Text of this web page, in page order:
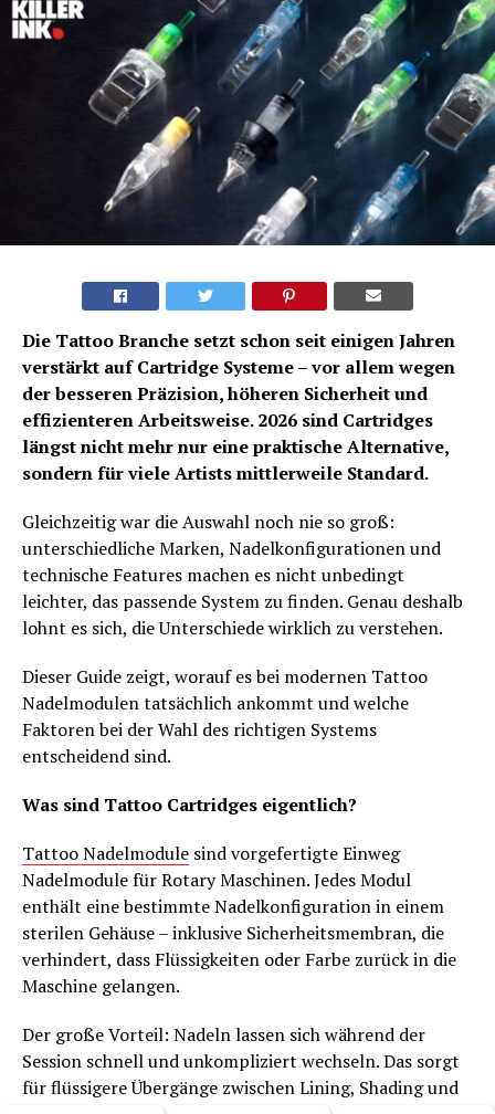
Die Tattoo Branche setzt schon seit einigen Jahren
verstärkt auf Cartridge Systeme – vor allem wegen
der besseren Präzision, höheren Sicherheit und
effizienteren Arbeitsweise. 2026 sind Cartridges
längst nicht mehr nur eine praktische Alternative,
sondern für viele Artists mittlerweile Standard.
Gleichzeitig war die Auswahl noch nie so groß:
unterschiedliche Marken, Nadelkonfigurationen und
technische Features machen es nicht unbedingt
leichter, das passende System zu finden. Genau deshalb
lohnt es sich, die Unterschiede wirklich zu verstehen.
Dieser Guide zeigt, worauf es bei modernen Tattoo
Nadelmodulen tatsächlich ankommt und welche
Faktoren bei der Wahl des richtigen Systems
entscheidend sind.
Was sind Tattoo Cartridges eigentlich?
Tattoo Nadelmodule sind vorgefertigte Einweg
Nadelmodule für Rotary Maschinen. Jedes Modul
enthält eine bestimmte Nadelkonfiguration in einem
sterilen Gehäuse – inklusive Sicherheitsmembran, die
verhindert, dass Flüssigkeiten oder Farbe zurück in die
Maschine gelangen.
Der große Vorteil: Nadeln lassen sich während der
Session schnell und unkompliziert wechseln. Das sorgt
für flüssigere Übergänge zwischen Lining, Shading und